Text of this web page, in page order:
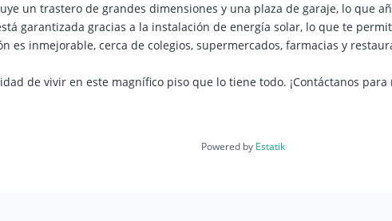
un trastero de grandes dimensiones y una plaza de garaje, lo que
garantizada gracias a la instalación de energía solar, lo que te
es inmejorable, cerca de colegios, supermercados, farmacias y
de vivir en este magnífico piso que lo tiene todo. ¡Contáctanos
Powered by Estatik